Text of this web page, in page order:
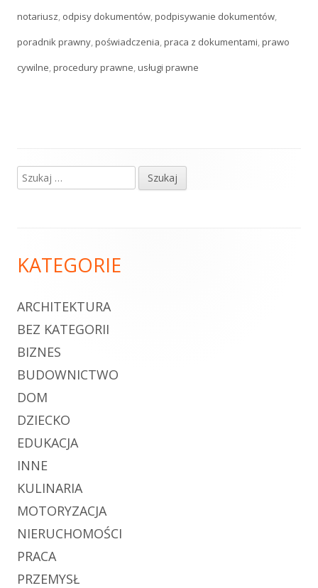
notariusz, odpisy dokumentów,podpisywanie dokumentów,
poradnik prawny,poświadczenia,praca z dokumentami,prawo
cywilne,procedury prawne,usługi prawne
Główny
Szukaj:
stopki
KATEGORIE
ARCHITEKTURA
BEZ KATEGORII
BIZNES
BUDOWNICTWO
DOM
DZIECKO
EDUKACJA
INNE
KULINARIA
MOTORYZACJA
NIERUCHOMOŚCI
PRACA
PRZEMYSŁ